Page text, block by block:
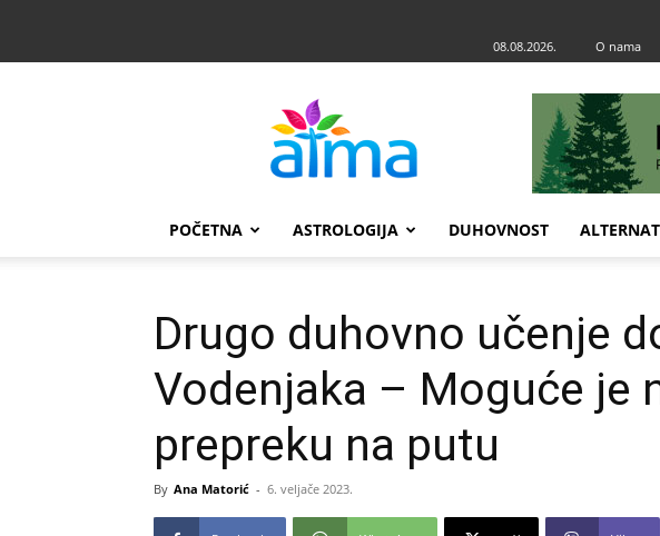
08.08.2026. O nama
POČETNA ASTROLOGIJA DUHOVNOST
Drugo duhovno učenje
Vodenjaka – Moguće je
prepreku na putu
By Ana Matorić - 6. veljače 2023.